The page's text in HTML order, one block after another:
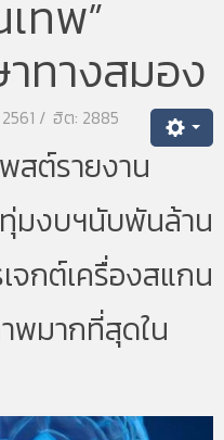
ทพ”
ทางสมอง
ฮิต: 2885
สต์รายงาน
งบฯนับพันล้าน
กต์เครื่องสแกน
พมากที่สุดใน